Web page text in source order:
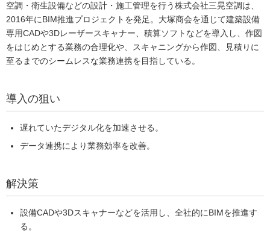
空調・衛生設備などの設計・施工管理を行う株式会社三晃空調は、
2016年にBIM推進プロジェクトを発足。大塚商会を通じて建築設備
専用CADや3Dレーザースキャナー、積算ソフトなどを導入し、作図
をはじめとする業務の合理化や、スキャニングから作図、見積りに
至るまでのシームレスな業務連携を目指している。
導入の狙い
遅れていたデジタル化を加速させる。
データ連携により業務効率を改善。
解決策
設備CADや3Dスキャナーなどを活用し、全社的にBIMを推進す
る。